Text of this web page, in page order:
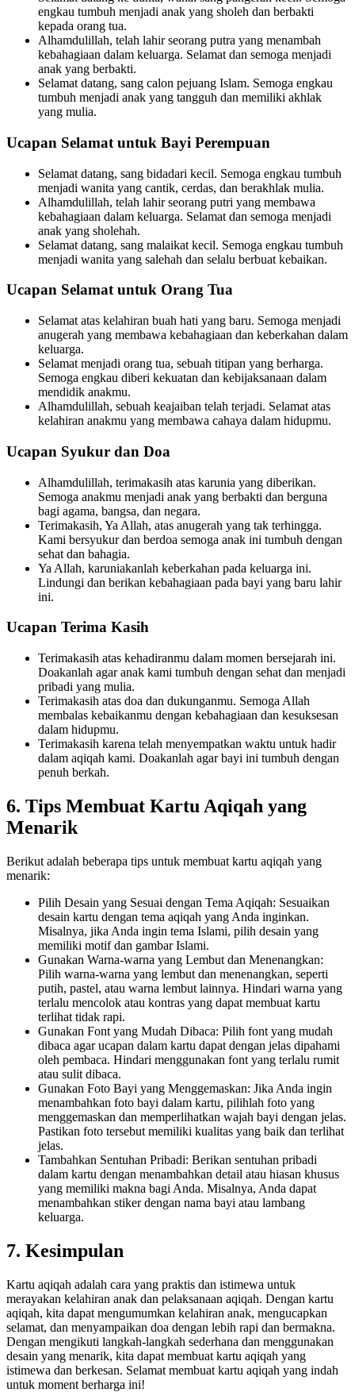
engkau tumbuh menjadi anak yang sholeh dan berbakti
kepada orang tua.
Alhamdulillah, telah lahir seorang putra yang menambah
kebahagiaan dalam keluarga. Selamat dan semoga menjadi
anak yang berbakti.
Selamat datang, sang calon pejuang Islam. Semoga engkau
tumbuh menjadi anak yang tangguh dan memiliki akhlak
yang mulia.
Ucapan Selamat untuk Bayi Perempuan
Selamat datang, sang bidadari kecil. Semoga engkau tumbuh
menjadi wanita yang cantik, cerdas, dan berakhlak mulia.
Alhamdulillah, telah lahir seorang putri yang membawa
kebahagiaan dalam keluarga. Selamat dan semoga menjadi
anak yang sholehah.
Selamat datang, sang malaikat kecil. Semoga engkau tumbuh
menjadi wanita yang salehah dan selalu berbuat kebaikan.
Ucapan Selamat untuk Orang Tua
Selamat atas kelahiran buah hati yang baru. Semoga menjadi
anugerah yang membawa kebahagiaan dan keberkahan dalam
keluarga.
Selamat menjadi orang tua, sebuah titipan yang berharga.
Semoga engkau diberi kekuatan dan kebijaksanaan dalam
mendidik anakmu.
Alhamdulillah, sebuah keajaiban telah terjadi. Selamat atas
kelahiran anakmu yang membawa cahaya dalam hidupmu.
Ucapan Syukur dan Doa
Alhamdulillah, terimakasih atas karunia yang diberikan.
Semoga anakmu menjadi anak yang berbakti dan berguna
bagi agama, bangsa, dan negara.
Terimakasih, Ya Allah, atas anugerah yang tak terhingga.
Kami bersyukur dan berdoa semoga anak ini tumbuh dengan
sehat dan bahagia.
Ya Allah, karuniakanlah keberkahan pada keluarga ini.
Lindungi dan berikan kebahagiaan pada bayi yang baru lahir
ini.
Ucapan Terima Kasih
Terimakasih atas kehadiranmu dalam momen bersejarah ini.
Doakanlah agar anak kami tumbuh dengan sehat dan menjadi
pribadi yang mulia.
Terimakasih atas doa dan dukunganmu. Semoga Allah
membalas kebaikanmu dengan kebahagiaan dan kesuksesan
dalam hidupmu.
Terimakasih karena telah menyempatkan waktu untuk hadir
dalam aqiqah kami. Doakanlah agar bayi ini tumbuh dengan
penuh berkah.
6. Tips Membuat Kartu Aqiqah yang
Menarik
Berikut adalah beberapa tips untuk membuat kartu aqiqah yang
menarik:
Pilih Desain yang Sesuai dengan Tema Aqiqah: Sesuaikan
desain kartu dengan tema aqiqah yang Anda inginkan.
Misalnya, jika Anda ingin tema Islami, pilih desain yang
memiliki motif dan gambar Islami.
Gunakan Warna-warna yang Lembut dan Menenangkan:
Pilih warna-warna yang lembut dan menenangkan, seperti
putih, pastel, atau warna lembut lainnya. Hindari warna yang
terlalu mencolok atau kontras yang dapat membuat kartu
terlihat tidak rapi.
Gunakan Font yang Mudah Dibaca: Pilih font yang mudah
dibaca agar ucapan dalam kartu dapat dengan jelas dipahami
oleh pembaca. Hindari menggunakan font yang terlalu rumit
atau sulit dibaca.
Gunakan Foto Bayi yang Menggemaskan: Jika Anda ingin
menambahkan foto bayi dalam kartu, pilihlah foto yang
menggemaskan dan memperlihatkan wajah bayi dengan jelas.
Pastikan foto tersebut memiliki kualitas yang baik dan terlihat
jelas.
Tambahkan Sentuhan Pribadi: Berikan sentuhan pribadi
dalam kartu dengan menambahkan detail atau hiasan khusus
yang memiliki makna bagi Anda. Misalnya, Anda dapat
menambahkan stiker dengan nama bayi atau lambang
keluarga.
7. Kesimpulan
Kartu aqiqah adalah cara yang praktis dan istimewa untuk
merayakan kelahiran anak dan pelaksanaan aqiqah. Dengan kartu
aqiqah, kita dapat mengumumkan kelahiran anak, mengucapkan
selamat, dan menyampaikan doa dengan lebih rapi dan bermakna.
Dengan mengikuti langkah-langkah sederhana dan menggunakan
desain yang menarik, kita dapat membuat kartu aqiqah yang
istimewa dan berkesan. Selamat membuat kartu aqiqah yang indah
untuk moment berharga ini!